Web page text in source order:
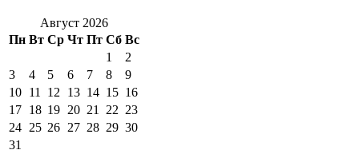
Август 2026
Пн Вт Ср Чт Пт Сб Вс
1
2
3
4 5 6 7 8
9
10 11 12 13 14 15 16
17 18 19 20 21 22 23
24 25 26 27 28 29 30
31